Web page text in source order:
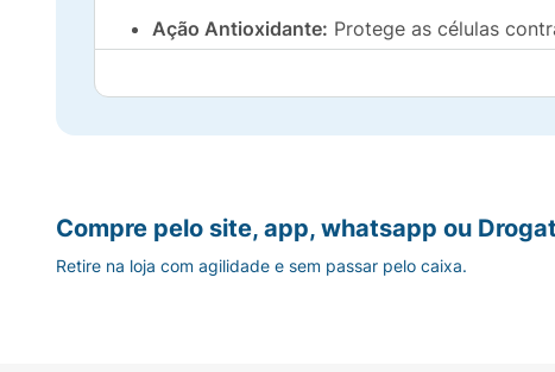
Ação Antioxidante: Protege as células
Produzido por um dos
Como usar:
Recomenda-se a ingestão conforme
cápsulas duras e moles diariamente para
Compre pelo site, app, whatsapp ou
Retire na loja com agilidade e sem passar pelo caixa.